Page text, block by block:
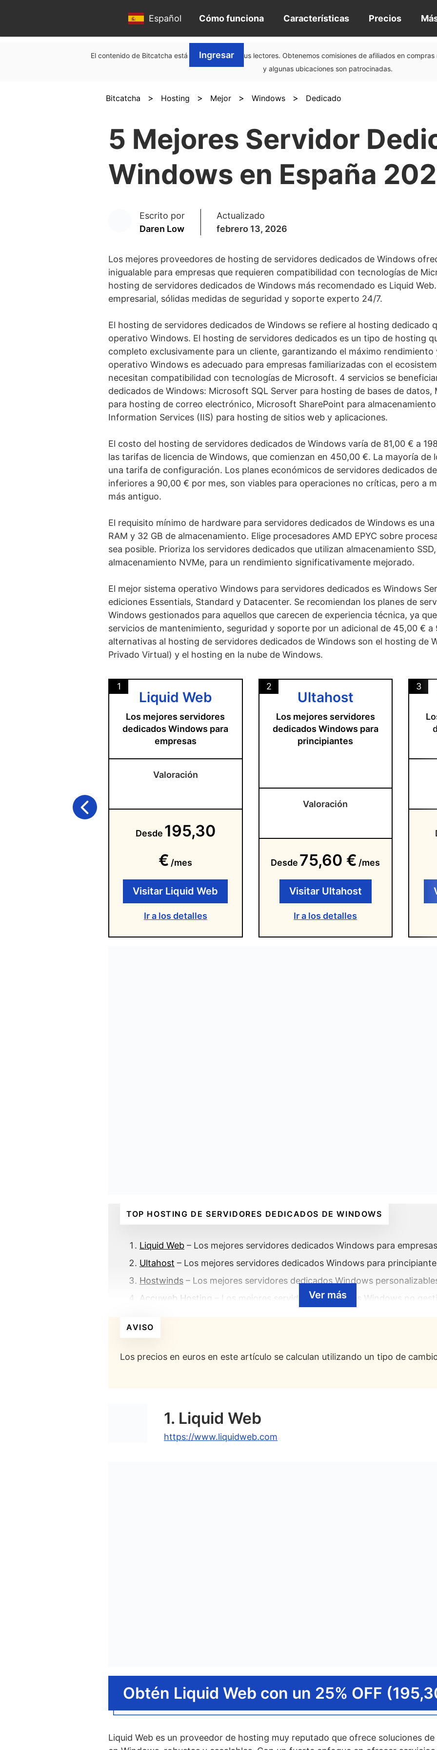
Español Cómo funciona Características Precios
Ingresar
El contenido de Bitcatcha está respaldado por sus lectores. Obtenemos comisiones de afiliados en
y algunas ubicaciones son patrocinadas.
Bitcatcha > Hosting > Mejor > Windows > Dedicado
5 Mejores Servidor
Windows en España
Escrito por
Daren Low
Actualizado
febrero 13, 2026
Los mejores proveedores de hosting de servidores dedicados de Windows
inigualable para empresas que requieren compatibilidad con tecnologías de
hosting de servidores dedicados de Windows más recomendado es Liquid
empresarial, sólidas medidas de seguridad y soporte experto 24/7.
El hosting de servidores dedicados de Windows se refiere al hosting dedicado
operativo Windows. El hosting de servidores dedicados es un tipo de hosting
completo exclusivamente para un cliente, garantizando el máximo rendimiento
operativo Windows es adecuado para empresas familiarizadas con el
necesitan compatibilidad con tecnologías de Microsoft. 4 servicios se
dedicados de Windows: Microsoft SQL Server para hosting de bases de
para hosting de correo electrónico, Microsoft SharePoint para
Information Services (IIS) para hosting de sitios web y aplicaciones.
El costo del hosting de servidores dedicados de Windows varía de 81,00 € a
las tarifas de licencia de Windows, que comienzan en 450,00 €. La mayoría de
una tarifa de configuración. Los planes económicos de servidores dedicados
inferiores a 90,00 € por mes, son viables para operaciones no críticas, pero a
más antiguo.
El requisito mínimo de hardware para servidores dedicados de Windows es una
RAM y 32 GB de almacenamiento. Elige procesadores AMD EPYC sobre
sea posible. Prioriza los servidores dedicados que utilizan almacenamiento
almacenamiento NVMe, para un rendimiento significativamente mejorado.
El mejor sistema operativo Windows para servidores dedicados es Windows
ediciones Essentials, Standard y Datacenter. Se recomiendan los planes de
Windows gestionados para aquellos que carecen de experiencia técnica, ya
servicios de mantenimiento, seguridad y soporte por un adicional de 45,00 € a
alternativas al hosting de servidores dedicados de Windows son el hosting de
Privado Virtual) y el hosting en la nube de Windows.
1
Liquid Web
Los mejores servidores
dedicados Windows para
empresas
Valoración
Desde 195,30
€ /mes
Visitar Liquid Web
Ir a los detalles
2
Ultahost
Los mejores servidores
dedicados Windows para
principiantes
Valoración
Desde 75,60 € /mes
Visitar Ultahost
Ir a los detalles
3
TOP HOSTING DE SERVIDORES DEDICADOS DE WINDOWS
Liquid Web – Los mejores servidores dedicados Windows para empresas
Ultahost – Los mejores servidores dedicados Windows para
Hostwinds – Los mejores servidores dedicados Windows
Accuweb Hosting – Los mejores servidores dedicados Windows no
¿Qué servicios se benefician del hosting de servidores dedicados de
¿Son viables los servidores dedicados de Windows económicos?
¿Cuál es el requisito mínimo de hardware para servidores dedicados de
Ver más
AVISO
Los precios en euros en este artículo se calculan utilizando un tipo de
1. Liquid Web
https://www.liquidweb.com
Obtén Liquid Web con un 25% OFF
Liquid Web es un proveedor de hosting muy reputado que ofrece soluciones